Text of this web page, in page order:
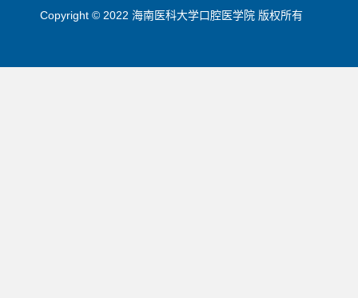
Copyright © 2022 海南医科大学口腔医学院 版权所有